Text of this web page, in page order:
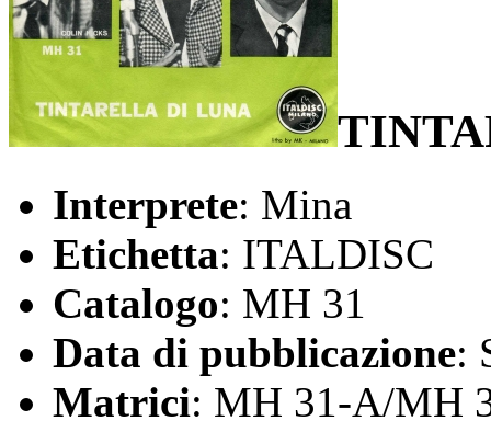
Interprete: Mina
Etichetta: ITALDISC
Catalogo: MH 31
Data di pubblicazione:
Matrici: MH 31-A/MH